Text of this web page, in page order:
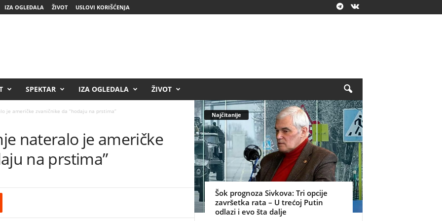
IZA OGLEDALA ŽIVOT USLOVI KORIŠĆENJA
SPEKTAR IZA OGLEDALA ŽIVOT
je američke zvaničnike da “hodaju na prstima”
nateralo je američke
na prstima”
Najčitanije
Šok prognoza Sivkova: Tri opcije
završetka rata – U trećoj Putin
odlazi i evo šta dalje